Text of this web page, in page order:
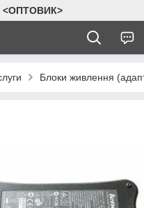
<ОПТОВИК>
Блоки живлення